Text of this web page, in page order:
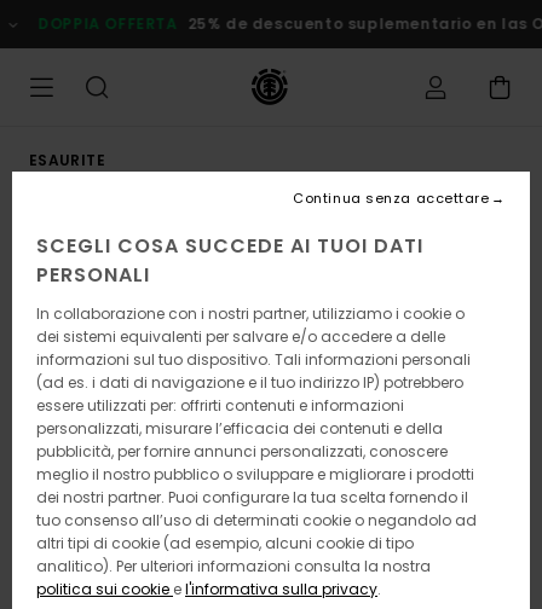
alle
informazioni
prodotto
DOPPIA OFFERTA 25% de descuento suplementario en las
ESAURITE
SCEGLI COSA SUCCEDE AI TUOI DATI
PERSONALI
In collaborazione con i nostri partner, utilizziamo i cookie o
dei sistemi equivalenti per salvare e/o accedere a delle
informazioni sul tuo dispositivo. Tali informazioni personali
(ad es. i dati di navigazione e il tuo indirizzo IP) potrebbero
essere utilizzati per: offrirti contenuti e informazioni
personalizzati, misurare l’efficacia dei contenuti e della
pubblicità, per fornire annunci personalizzati, conoscere
meglio il nostro pubblico o sviluppare e migliorare i prodotti
dei nostri partner. Puoi configurare la tua scelta fornendo il
tuo consenso all’uso di determinati cookie o negandolo ad
altri tipi di cookie (ad esempio, alcuni cookie di tipo
analitico). Per ulteriori informazioni consulta la nostra
politica sui cookie el'informativa sulla privacy.
Continua senza accettare